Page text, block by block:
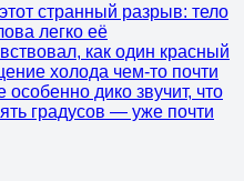
странный разрыв: тело
легко её
как один красный
холода чем-то почти
дико звучит, что
градусов — уже почти